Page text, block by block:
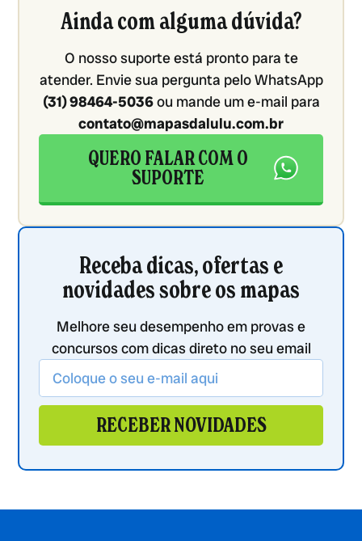
Ainda com alguma dúvida?
O nosso suporte está pronto para te
atender. Envie sua pergunta pelo WhatsApp
(31) 98464-5036ou mande um e-mail para
contato@mapasdalulu.com.br
QUERO FALAR COM O
SUPORTE
Receba dicas, ofertas e
novidades sobre os mapas
Melhore seu desempenho em provas e
concursos com dicas direto no seu email
RECEBER NOVIDADES